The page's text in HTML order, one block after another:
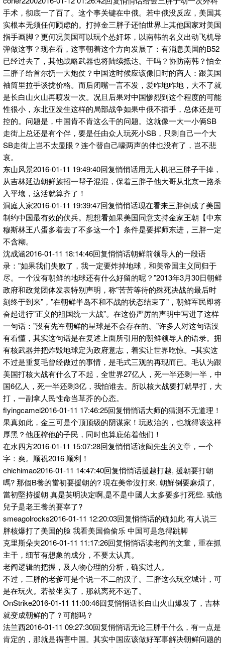
手术，彻底一了百了。这个事关键在中俄。若中俄没反应，美国其
实根本无须任何顾虑的。打掉金三胖子还怕世界上其他国家对美国
指手画脚？更何况美国可以玩个怂奸坏，以南韩的名义出动飞机导
弹做这事？现在看，这事朝着这个方向发展了：有消息美国的B52
已经过去了，其他战略武器也将陆续抵达。干吗？协防南韩？怕金
三胖子给首尔扔一大炮仗？中国这时候应该像旧时的商人：跟美国
袖筒里拉手谈拢价格。而后闭嘴一言不发，爱咋地咋地，大不了就
是长白山火山再喷发一次。况且后果对中国惨烈到这个程度的可能
性很小，东北亚发生这样的局部战争如果中俄不插手，总体还是可
控的。问题是，中国肯不肯这么干的问题。这就像一大一小俩SB
走街上总还是有个伴，要是任由众人玩死小SB，只剩自己一个大
SB走街上岂不太显眼？连个替自己嚎两声的伴也没有了，岂不悲
哀。
东山风景2016-01-11 19:49:40回复悄悄话用无人机把三胖子干掉，
从吉林延边朝鲜族招一帮子混混，保着三胖子他大哥从北京一路杀
入平壤，这活就算齐了！
洞庭人家2016-01-11 19:39:47回复悄悄话现在看来三胖倒成了美国
制约中国最有效的伏兵。想想看如果美国同意支持金家王朝【中东
穆斯林王八蛋多着去了不多这一个】条件是要挥师东进，三胖一定
不含糊。
沈成涵2016-01-11 18:14:46回复悄悄话朝鲜前领导人的一段语
录：”如果我们失败了，我一定要炸掉地球，和美帝国主义同归于
尽。一个没有朝鲜的地球还有什么好留的呢？”2013年3月30日朝鲜
政府和政党团体发表特别声明，称”苦苦等待的殊死决战的最后时
刻终于到来”，”在朝鲜半岛不和不战的状态结束了”，朝鲜军民即将
奋起进行”正义的祖国统一大战”。在这份严厉的声明中写进了这样
一句话：”没有先军朝鲜的星球是不会存在的。”许多人对这句话没
有看懂，其实这句话是在复述上面所引用的朝鲜领导人的语录。拥
有核武器并把炸毁地球定为政府意志，着实让世界吃惊。–其实这
不过是重复毛曾经做过的事情，是毛式三观的再现而已。毛认为跟
美国打核大战有什么了不起，全世界27亿人，死一半还剩一半，中
国6亿人，死一半还剩3亿，我怕谁去。所以核大战要打就早打，大
打，一副拿人民性命当草芥的心态。
flyingcamel2016-01-11 17:46:25回复悄悄话大师的猜测不无道理！
果真如此，金三可是个顶顶级的阴谋家！玩政治的，也就得该这样
厚黑？他压榨他的子民，同时也算庇佑着他们！
在水四方2016-01-11 15:07:28回复悄悄话读阎先生的文章，一个
字：爽。顺祝2016 顺利！
chichimao2016-01-11 14:47:40回复悄悄话援越打越, 援朝要打朝
嗎? 那個B養的當初要援朝的? 現在美帝沒打來. 朝鮮倒要麻煩了,
當初堅持援朝 真是英明决定啊,是不是中國人太多要多打死些. 或他
兒子是老王養的要宰了?
smeagolrocks2016-01-11 12:20:03回复悄悄话的确如此 有人说三
胖核爆打了美国的脸 我看美国偷偷乐 中国可是急得跳脚
克里斯朵夫2016-01-11 11:17:26回复悄悄话读老阎的文章，重在抓
主干，细节有想象的成分，不要太认真。
老阎逻辑的把握，及人物心理的分析，确实过人。
不过，三胖的老爹可是个说一不二的汉子。三胖这么玩空城计，可
是在玩火。若被坐实了，那就离死不远了。
OnStrike2016-01-11 11:00:46回复悄悄话长白山火山爆发了，吉林
就变成朝鲜的了？可能吗？
法兰西2016-01-11 09:27:30回复悄悄话无论三胖干什么，有一点是
肯定的，那就是祸害中国。其实中国应该做好军事解决朝鲜问题的